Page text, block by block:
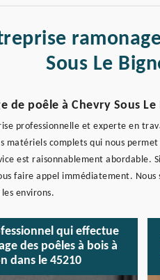
Sous Le
de poêle à Chevry Sous Le
professionnelle et experte en
matériels complets qui nous
est raisonnablement abordable.
faire appel immédiatement.
environs.
qui effectue
des poêles à bois à
dans le 45210